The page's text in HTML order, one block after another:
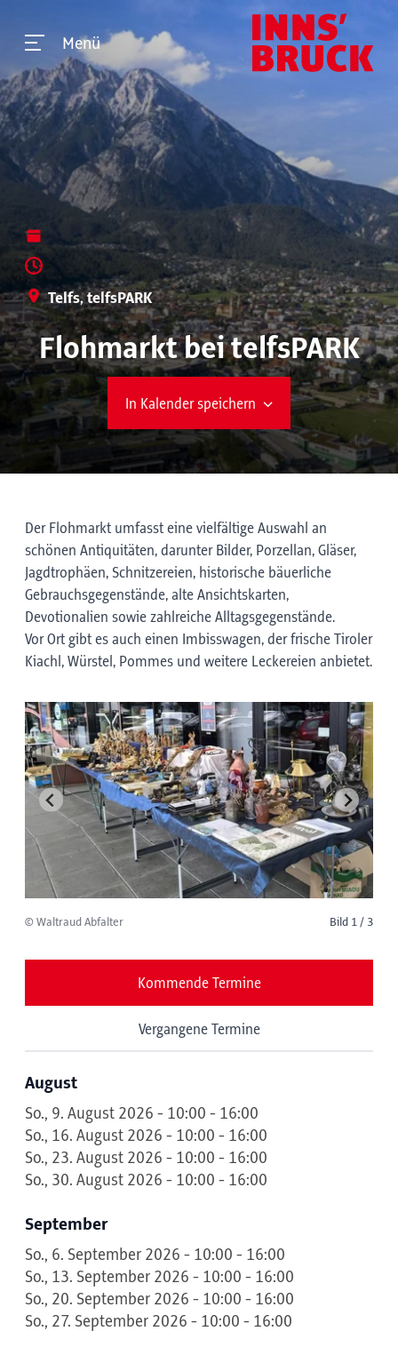
Menü
Telfs, telfsPARK
Flohmarkt bei telfsPARK
In Kalender speichern
Der Flohmarkt umfasst eine vielfältige Auswahl an
schönen Antiquitäten, darunter Bilder, Porzellan, Gläser,
Jagdtrophäen, Schnitzereien, historische bäuerliche
Gebrauchsgegenstände, alte Ansichtskarten,
Devotionalien sowie zahlreiche Alltagsgegenstände.
Vor Ort gibt es auch einen Imbisswagen, der frische Tiroler
Kiachl, Würstel, Pommes und weitere Leckereien anbietet.
© Waltraud Abfalter Bild 1 / 3
Kommende Termine
Vergangene Termine
August
So., 9. August 2026 - 10:00 - 16:00
So., 16. August 2026 - 10:00 - 16:00
So., 23. August 2026 - 10:00 - 16:00
So., 30. August 2026 - 10:00 - 16:00
September
So., 6. September 2026 - 10:00 - 16:00
So., 13. September 2026 - 10:00 - 16:00
So., 20. September 2026 - 10:00 - 16:00
So., 27. September 2026 - 10:00 - 16:00